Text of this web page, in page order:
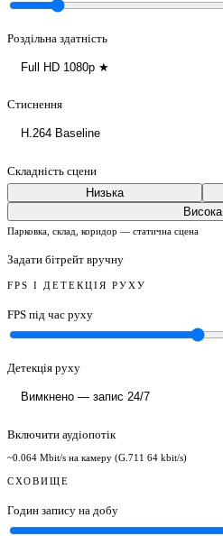
Роздільна здатність
Стиснення
Складність сцени
Низька
Висока
Парковка, склад, коридор — статична сцена
Задати бітрейт вручну
FPS І ДЕТЕКЦІЯ РУХУ
FPS під час руху
Детекція руху
Включити аудіопотік
~0.064 Mbit/s на камеру (G.711 64 kbit/s)
СХОВИЩЕ
Годин запису на добу